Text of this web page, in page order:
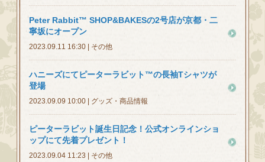
Peter Rabbit™ SHOP&BAKESの2号店が京都・二
寧坂にオープン
2023.09.11 16:30 | その他
ハニーズにてピーターラビット™の長袖Tシャツが
登場
2023.09.09 10:00 | グッズ・商品情報
ピーターラビット誕生日記念！公式オンラインショ
ップにて先着プレゼント！
2023.09.04 11:23 | その他